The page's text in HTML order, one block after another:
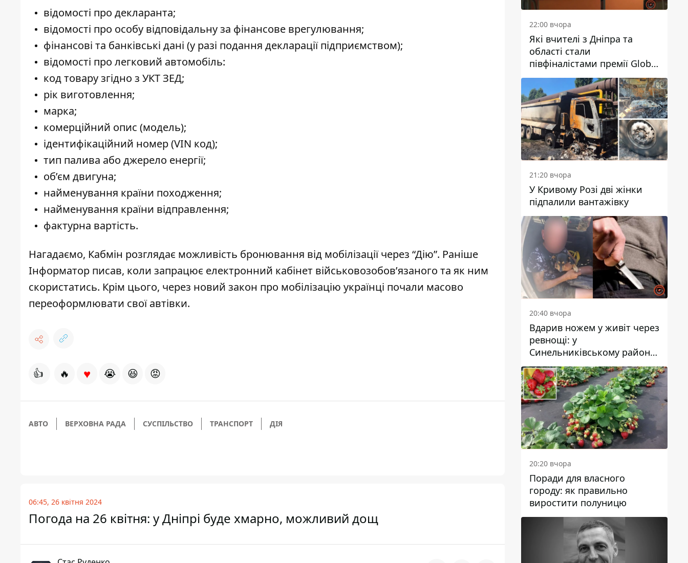
відомості про декларанта;
відомості про особу відповідальну за фінансове врегулювання;
фінансові та банківські дані (у разі подання декларації підприємством);
відомості про легковий автомобіль:
код товару згідно з УКТ ЗЕД;
рік виготовлення;
марка;
комерційний опис (модель);
ідентифікаційний номер (VIN код);
тип палива або джерело енергії;
об’єм двигуна;
найменування країни походження;
найменування країни відправлення;
фактурна вартість.
Нагадаємо, Кабмін розглядає можливість бронювання від мобілізації через “Дію”. Раніше
Інформатор писав, коли запрацює електронний кабінет військовозобов’язаного та як ним
скористатись. Крім цього, через новий закон про мобілізацію українці почали масово
переоформлювати свої автівки.
👍 🔥 ♥ 😭 😆 😡
АВТО ВЕРХОВНА РАДА СУСПІЛЬСТВО ТРАНСПОРТ ДІЯ
06:45, 26 квітня 2024
Погода на 26 квітня: у Дніпрі буде хмарно, можливий дощ
22:00 вчора
Які вчителі з Дніпра та
області стали
півфіналістами премії Global
Teacher Prize Ukraine 2026
21:20 вчора
У Кривому Розі дві жінки
підпалили вантажівку
20:40 вчора
Вдарив ножем у живіт через
ревнощі: у
Синельниківському районі
затримали 49-річного
чоловіка за вбивство
20:20 вчора
Поради для власного
городу: як правильно
виростити полуницю